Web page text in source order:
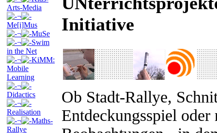
Arts-Media
¬
Me[i]Mus
¬
MuSe
¬
Swim
in the Net
¬
KiMM:
Mobile
Learning
¬
Didactics
¬
Realisation
¬
Maths-
Rallye
Initiative
Ob Stadt-Rallye,
Entdeckungsspiel